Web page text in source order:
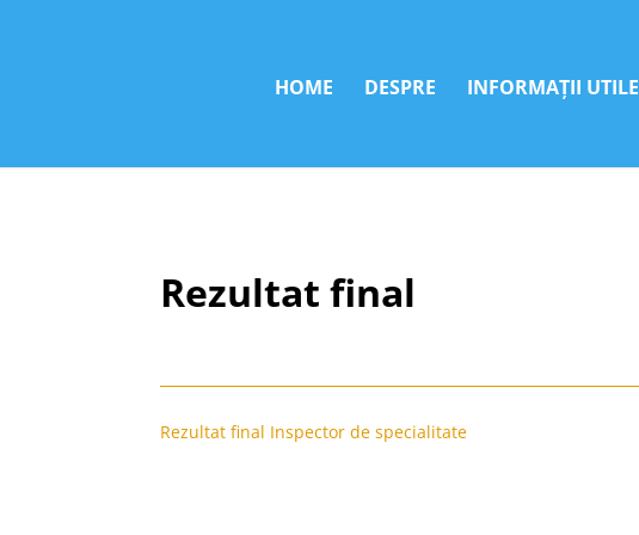
HOME DESPRE INFORMAȚII UTILE
Rezultat final
Rezultat final Inspector de specialitate